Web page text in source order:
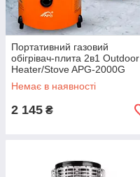
Портативний газовий
обігрівач-плита 2в1 Outdoor
Heater/Stove APG-2000G
Немає в наявності
2 145 ₴